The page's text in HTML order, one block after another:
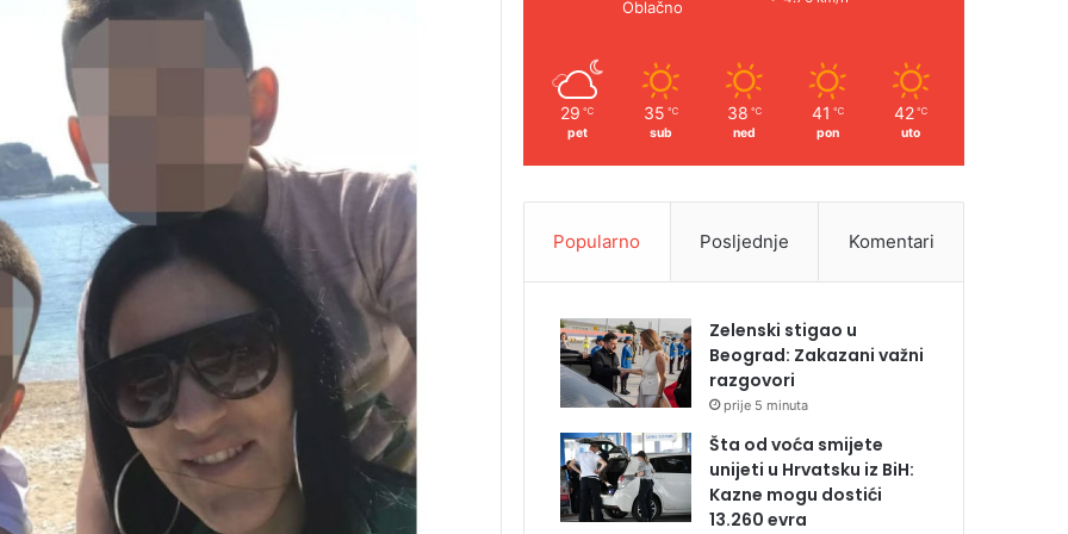
Oblačno
29 ℃
pet
35 ℃
sub
38 ℃
ned
41 ℃
pon
42 ℃
uto
Popularno Posljednje Komentari
Zelenski stigao u
Beograd: Zakazani važni
razgovori
prije 5 minuta
Šta od voća smijete
unijeti u Hrvatsku iz BiH:
Kazne mogu dostići
13.260 evra